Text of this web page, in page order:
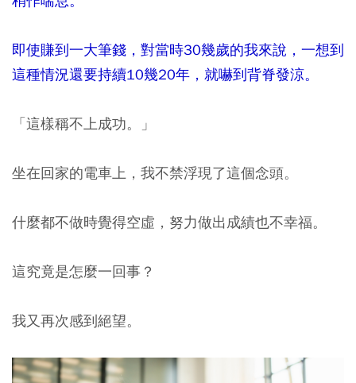
即使賺到一大筆錢，對當時30幾歲的我來說，一想到
這種情況還要持續10幾20年，就嚇到背脊發涼。
「這樣稱不上成功。」
坐在回家的電車上，我不禁浮現了這個念頭。
什麼都不做時覺得空虛，努力做出成績也不幸福。
這究竟是怎麼一回事？
我又再次感到絕望。